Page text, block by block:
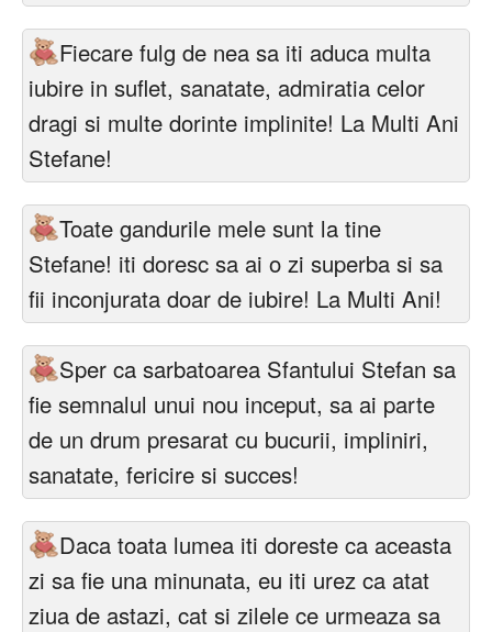
Fiecare fulg de nea sa iti aduca multa
iubire in suflet, sanatate, admiratia celor
dragi si multe dorinte implinite! La Multi Ani
Stefane!
Toate gandurile mele sunt la tine
Stefane! iti doresc sa ai o zi superba si sa
fii inconjurata doar de iubire! La Multi Ani!
Sper ca sarbatoarea Sfantului Stefan sa
fie semnalul unui nou inceput, sa ai parte
de un drum presarat cu bucurii, impliniri,
sanatate, fericire si succes!
Daca toata lumea iti doreste ca aceasta
zi sa fie una minunata, eu iti urez ca atat
ziua de astazi, cat si zilele ce urmeaza sa